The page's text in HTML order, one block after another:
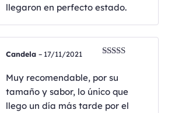
llegaron en perfecto estado.
Candela – 17/11/2021
Muy recomendable, por su
tamaño y sabor, lo único que
llego un día más tarde por el